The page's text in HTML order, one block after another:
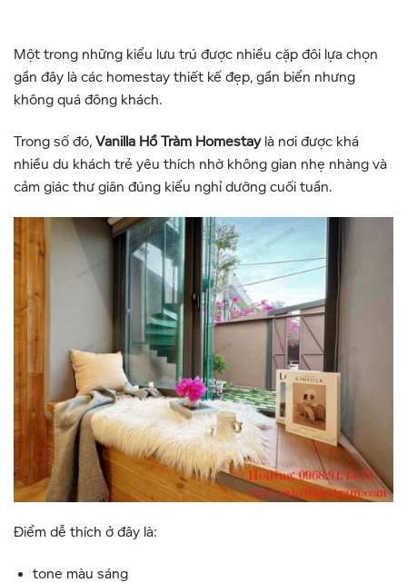
Một trong những kiểu lưu trú được nhiều cặp đôi lựa chọn
gần đây là các homestay thiết kế đẹp, gần biển nhưng
không quá đông khách.
Trong số đó, Vanilla Hồ Tràm Homestaylà nơi được khá
nhiều du khách trẻ yêu thích nhờ không gian nhẹ nhàng và
cảm giác thư giãn đúng kiểu nghỉ dưỡng cuối tuần.
Điểm dễ thích ở đây là:
tone màu sáng